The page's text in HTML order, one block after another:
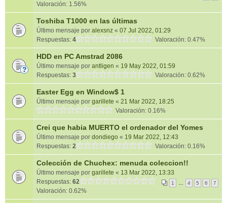
Valoración: 1.56%
Toshiba T1000 en las últimas
Último mensaje por alexsnz « 07 Jul 2022, 01:29
Respuestas: 4 Valoración: 0.47%
HDD en PC Amstrad 2086
Último mensaje por antligen « 19 May 2022, 01:59
Respuestas: 3 Valoración: 0.62%
Easter Egg en Window$ 1
Último mensaje por garillete « 21 Mar 2022, 18:25
Valoración: 0.16%
Crei que habia MUERTO el ordenador del Yomes
Último mensaje por dondiego « 19 Mar 2022, 12:43
Respuestas: 2 Valoración: 0.16%
Colección de Chuchex: menuda coleccion!!
Último mensaje por garillete « 13 Mar 2022, 13:33
Respuestas: 62 1 4 5 6 7
Valoración: 0.62%